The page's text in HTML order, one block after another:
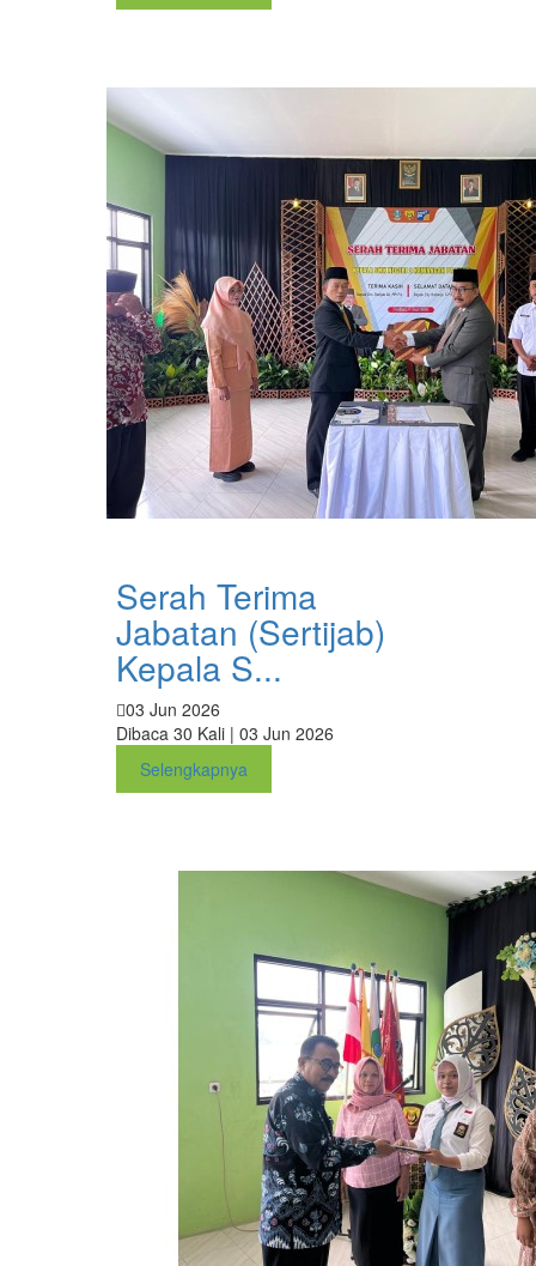
Serah Terima
Jabatan (Sertijab)
Kepala S...
03 Jun 2026
Dibaca 30 Kali | 03 Jun 2026
Selengkapnya